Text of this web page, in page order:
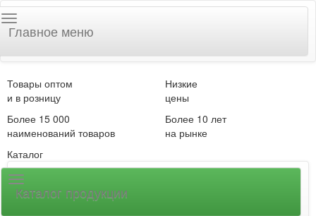
Главное меню
Товары оптом
и в розницу
Низкие
цены
Более 15 000
наименований товаров
Более 10 лет
на рынке
Каталог
Каталог продукции